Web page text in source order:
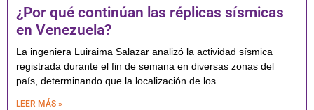
¿Por qué continúan las réplicas sísmicas
en Venezuela?
La ingeniera Luiraima Salazar analizó la actividad sísmica
registrada durante el fin de semana en diversas zonas del
país, determinando que la localización de los
LEER MÁS »